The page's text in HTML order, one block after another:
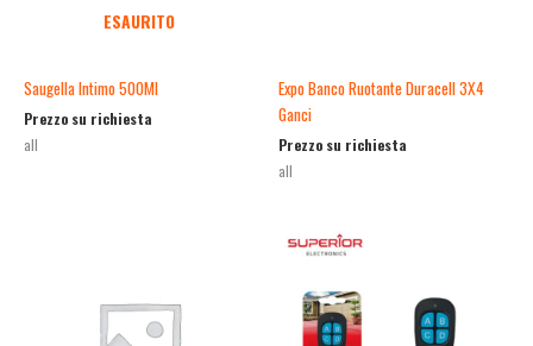
ESAURITO
Saugella Intimo 500Ml
Prezzo su richiesta
all
Expo Banco Ruotante Duracell 3X4
Ganci
Prezzo su richiesta
all